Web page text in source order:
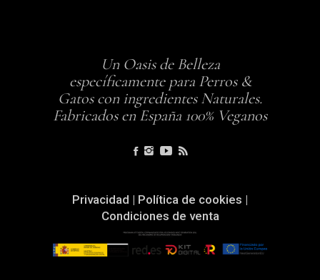
Un Oasis de Belleza
específicamente para Perros &
Gatos con ingredientes Naturales.
Fabricados en España 100% Veganos
Privacidad | Política de cookies |
Condiciones de venta